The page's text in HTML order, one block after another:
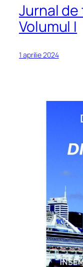
Jurnal
Volumul I
1 aprilie 2024